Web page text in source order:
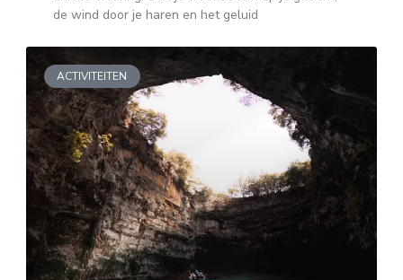
de wind door je haren en het geluid
ACTIVITEITEN